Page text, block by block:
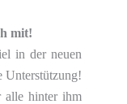
mit!
in der neuen
Unterstützung!
alle hinter ihm